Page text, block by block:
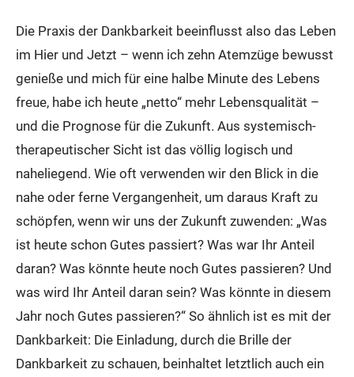
Die Praxis der Dankbarkeit beeinflusst also das Leben
im Hier und Jetzt – wenn ich zehn Atemzüge bewusst
genieße und mich für eine halbe Minute des Lebens
freue, habe ich heute „netto“ mehr Lebensqualität –
und die Prognose für die Zukunft. Aus systemisch-
therapeutischer Sicht ist das völlig logisch und
naheliegend. Wie oft verwenden wir den Blick in die
nahe oder ferne Vergangenheit, um daraus Kraft zu
schöpfen, wenn wir uns der Zukunft zuwenden: „Was
ist heute schon Gutes passiert? Was war Ihr Anteil
daran? Was könnte heute noch Gutes passieren? Und
was wird Ihr Anteil daran sein? Was könnte in diesem
Jahr noch Gutes passieren?“ So ähnlich ist es mit der
Dankbarkeit: Die Einladung, durch die Brille der
Dankbarkeit zu schauen, beinhaltet letztlich auch ein